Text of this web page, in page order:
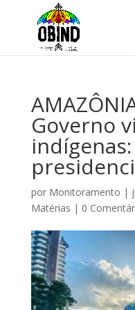
Governo
por Monitoramento |
Matérias | 0